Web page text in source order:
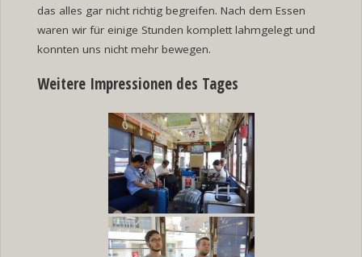
das alles gar nicht richtig begreifen. Nach dem Essen
waren wir für einige Stunden komplett lahmgelegt und
konnten uns nicht mehr bewegen.
Weitere Impressionen des Tages